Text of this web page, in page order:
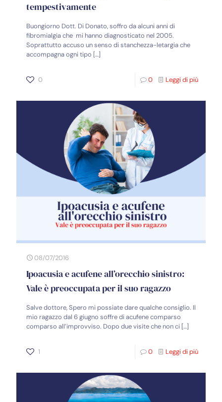
tempestivamente
Buongiorno Dott. Di Donato, soffro da alcuni anni di
fibromialgia che mi hanno diagnosticato nel 2005.
Soprattutto accuso un senso di stanchezza-letargia che
accompagna ogni tipo […]
0 0 Leggi di più
08/07/2016
Ipoacusia e acufene all’orecchio sinistro:
Vale è preoccupata per il suo ragazzo
Salve dottore, Spero mi possiate dare qualche consiglio. Il
mio ragazzo dal 6 giugno soffre di acufene comparso
comparso all’improvviso. Dopo due visite che non ci […]
1 0 Leggi di più